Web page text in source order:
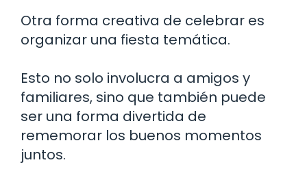
Otra forma creativa de celebrar es
organizar una fiesta temática.
Esto no solo involucra a amigos y
familiares, sino que también puede
ser una forma divertida de
rememorar los buenos momentos
juntos.